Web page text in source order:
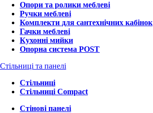
Опори та ролики меблеві
Ручки меблеві
Комплекти для сантехнічних кабінок
Гачки меблеві
Кухонні мийки
Опорна система POST
Стільниці та панелі
Стільниці
Стільниці Compact
Стінові панелі